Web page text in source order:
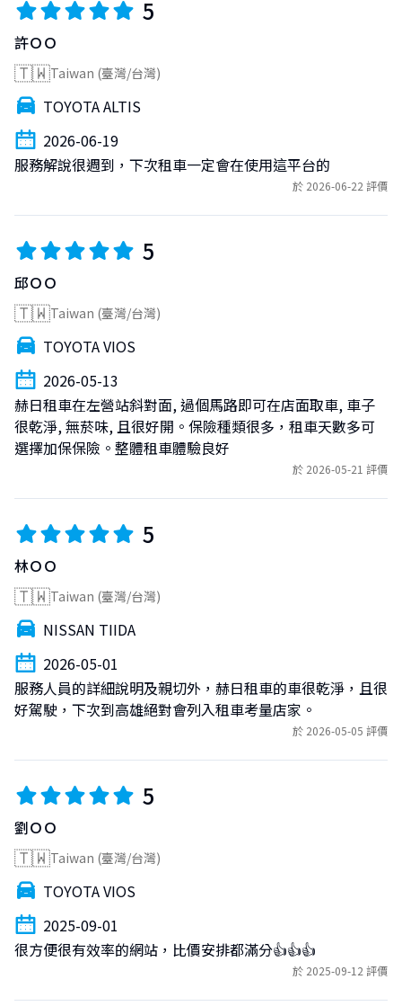
5
許ＯＯ
🇹🇼Taiwan (臺灣/台灣)
TOYOTA ALTIS
2026-06-19
服務解說很週到，下次租車一定會在使用這平台的
於 2026-06-22 評價
5
邱ＯＯ
🇹🇼Taiwan (臺灣/台灣)
TOYOTA VIOS
2026-05-13
赫日租車在左營站斜對面, 過個馬路即可在店面取車, 車子
很乾淨, 無菸味, 且很好開。保險種類很多，租車天數多可
選擇加保保險。整體租車體驗良好
於 2026-05-21 評價
5
林ＯＯ
🇹🇼Taiwan (臺灣/台灣)
NISSAN TIIDA
2026-05-01
服務人員的詳細說明及親切外，赫日租車的車很乾淨，且很
好駕駛，下次到高雄絕對會列入租車考量店家。
於 2026-05-05 評價
5
劉ＯＯ
🇹🇼Taiwan (臺灣/台灣)
TOYOTA VIOS
2025-09-01
很方便很有效率的網站，比價安排都滿分👍👍👍
於 2025-09-12 評價